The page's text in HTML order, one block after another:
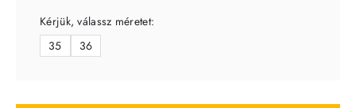
Kérjük, válassz méretet:
35
36